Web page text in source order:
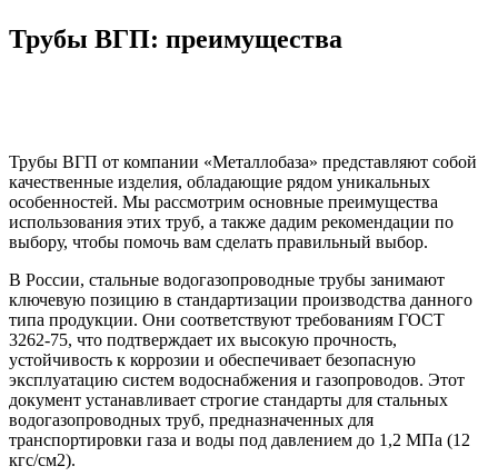
Трубы ВГП: преимущества
Трубы ВГП от компании «Металлобаза» представляют собой
качественные изделия, обладающие рядом уникальных
особенностей. Мы рассмотрим основные преимущества
использования этих труб, а также дадим рекомендации по
выбору, чтобы помочь вам сделать правильный выбор.
В России, стальные водогазопроводные трубы занимают
ключевую позицию в стандартизации производства данного
типа продукции. Они соответствуют требованиям ГОСТ
3262-75, что подтверждает их высокую прочность,
устойчивость к коррозии и обеспечивает безопасную
эксплуатацию систем водоснабжения и газопроводов. Этот
документ устанавливает строгие стандарты для стальных
водогазопроводных труб, предназначенных для
транспортировки газа и воды под давлением до 1,2 МПа (12
кгс/см2).